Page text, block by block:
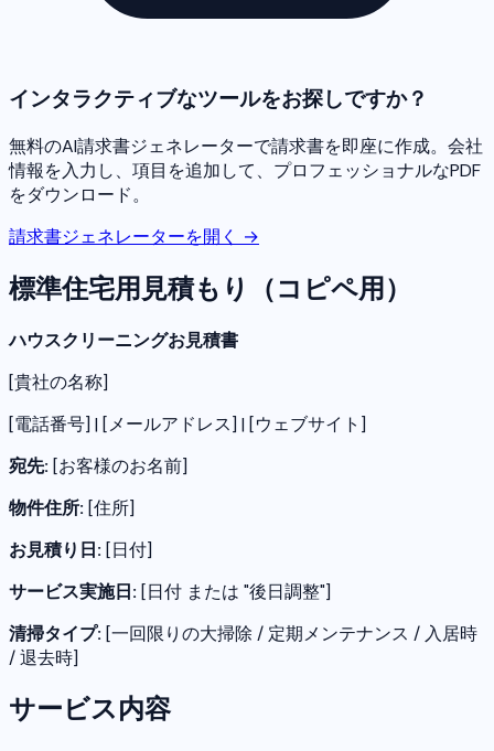
インタラクティブなツールをお探しですか？
無料のAI請求書ジェネレーターで請求書を即座に作成。会社
情報を入力し、項目を追加して、プロフェッショナルなPDF
をダウンロード。
請求書ジェネレーターを開く →
標準住宅用見積もり（コピペ用）
ハウスクリーニングお見積書
[貴社の名称]
[電話番号] | [メールアドレス] | [ウェブサイト]
宛先: [お客様のお名前]
物件住所: [住所]
お見積り日: [日付]
サービス実施日: [日付 または "後日調整"]
清掃タイプ: [一回限りの大掃除 / 定期メンテナンス / 入居時
/ 退去時]
サービス内容